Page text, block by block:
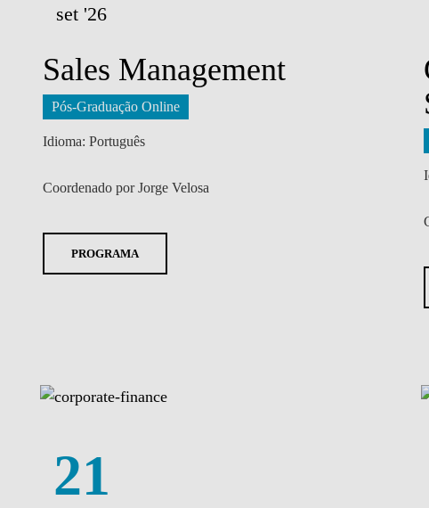
set '26
Sales Management
Pós-Graduação Online
Idioma: Português
Coordenado por Jorge Velosa
PROGRAMA
21